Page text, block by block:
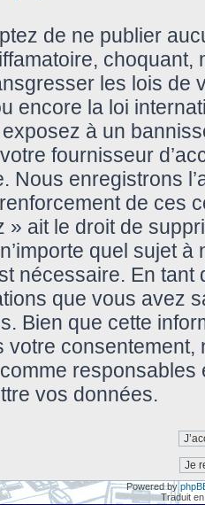
de ne publier
choquant,
les lois de
encore la loi
à un
fournisseur
Nous enregistrons
de ces
» ait le droit de
quel sujet à
nécessaire. En tant
que vous avez
Bien que cette
votre
vos données.
Powered by
Traduit